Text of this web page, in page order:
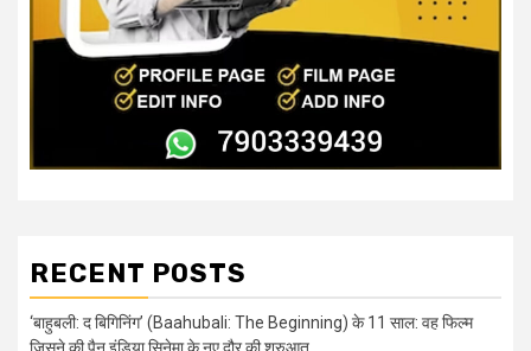
RECENT POSTS
‘बाहुबली: द बिगिनिंग’ (Baahubali: The Beginning) के 11 साल: वह फिल्म